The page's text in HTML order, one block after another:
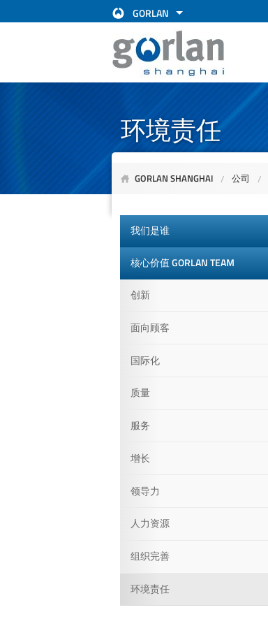
GORLAN
环境责任
GORLAN SHANGHAI 公司
我们是谁
核心价值 GORLAN TEAM
创新
面向顾客
国际化
质量
服务
增长
领导力
人力资源
组织完善
环境责任